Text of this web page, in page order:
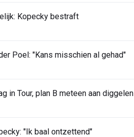
Kopecky bestraft
Poel: "Kans misschien al gehad"
in Tour, plan B meteen aan diggelen
"Ik baal ontzettend"